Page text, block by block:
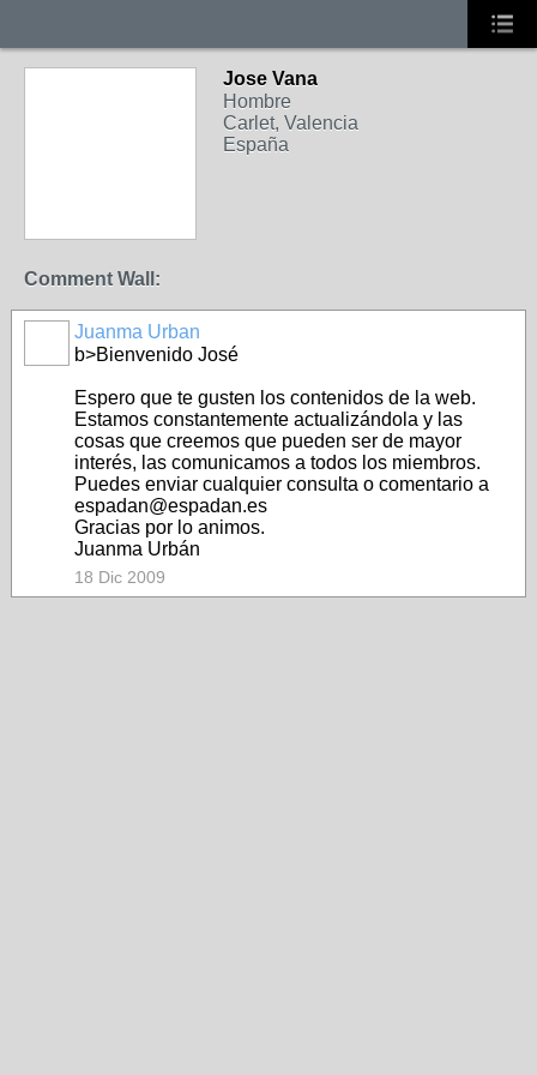
Jose Vana
Hombre
Carlet, Valencia
España
Comment Wall:
Juanma Urban
b>Bienvenido José
Espero que te gusten los contenidos de la web.
Estamos constantemente actualizándola y las
cosas que creemos que pueden ser de mayor
interés, las comunicamos a todos los miembros.
Puedes enviar cualquier consulta o comentario a
espadan@espadan.es
Gracias por lo animos.
Juanma Urbán
18 Dic 2009